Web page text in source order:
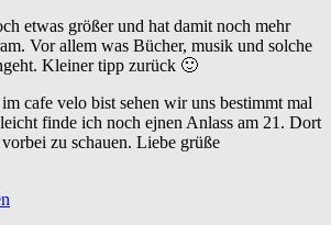
etwas größer und hat damit noch mehr
Vor allem was Bücher, musik und solche
Kleiner tipp zurück 🙂
cafe velo bist sehen wir uns bestimmt mal
finde ich noch ejnen Anlass am 21. Dort
zu schauen. Liebe grüße